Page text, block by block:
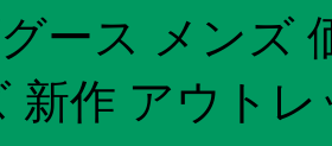
ース メンズ
新作 アウト